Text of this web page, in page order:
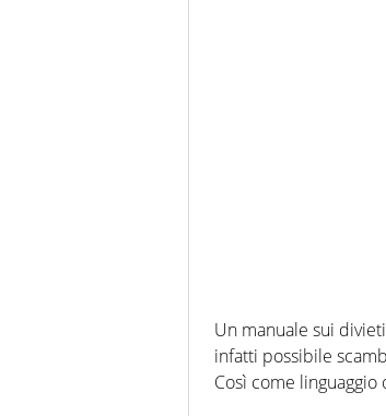
Un manuale sui
infatti possibile
Così come